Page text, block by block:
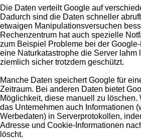
Die Daten verteilt Google auf
Dadurch sind die Daten schneller
etwaigen Manipulationsversuchen
Rechenzentrum hat auch spezielle
zum Beispiel Probleme bei der
eine Naturkatastrophe die Server lahm
ziemlich sicher trotzdem geschützt.
Manche Daten speichert Google für
Zeitraum. Bei anderen Daten bietet
Möglichkeit, diese manuell zu löschen.
das Unternehmen auch Informationen
Werbedaten) in Serverprotokollen,
Adresse und Cookie-Informationen
löscht.